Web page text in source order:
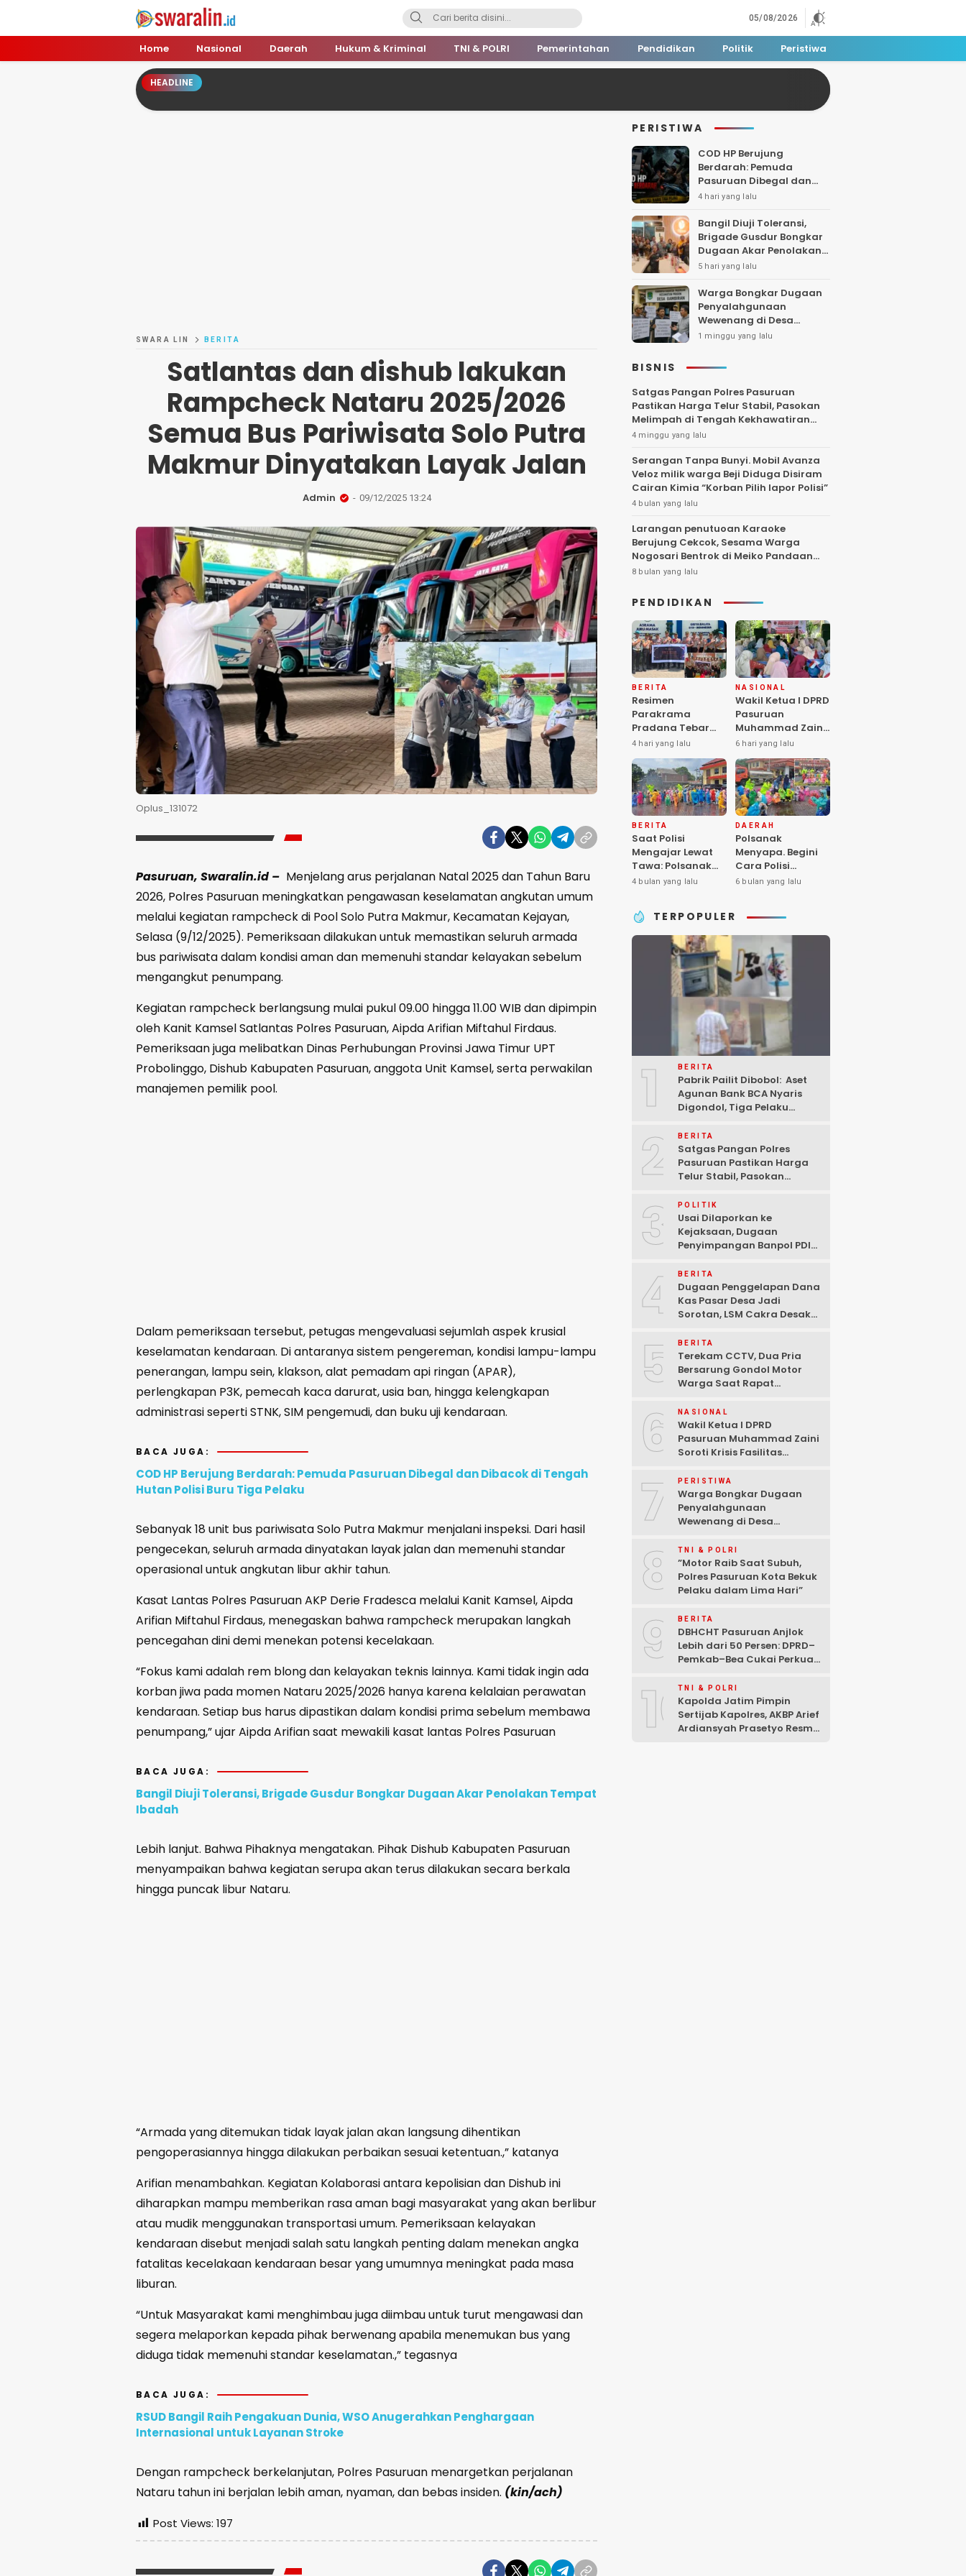
Swara Lin
Independent, Tajam & Profesional
05/08/2026
Home Nasional Daerah Hukum & Kriminal TNI & POLRI Pemerintahan Pendidikan Politik Peristiwa
HEADLINE
SWARA LIN BERITA
Satlantas dan dishub lakukan
Rampcheck Nataru 2025/2026
Semua Bus Pariwisata Solo Putra
Makmur Dinyatakan Layak Jalan
Admin 09/12/2025 13:24
Oplus_131072
Pasuruan, Swaralin.id – Menjelang arus perjalanan Natal 2025 dan Tahun Baru
2026, Polres Pasuruan meningkatkan pengawasan keselamatan angkutan umum
melalui kegiatan rampcheck di Pool Solo Putra Makmur, Kecamatan Kejayan,
Selasa (9/12/2025). Pemeriksaan dilakukan untuk memastikan seluruh armada
bus pariwisata dalam kondisi aman dan memenuhi standar kelayakan sebelum
mengangkut penumpang.
Kegiatan rampcheck berlangsung mulai pukul 09.00 hingga 11.00 WIB dan dipimpin
oleh Kanit Kamsel Satlantas Polres Pasuruan, Aipda Arifian Miftahul Firdaus.
Pemeriksaan juga melibatkan Dinas Perhubungan Provinsi Jawa Timur UPT
Probolinggo, Dishub Kabupaten Pasuruan, anggota Unit Kamsel, serta perwakilan
manajemen pemilik pool.
Dalam pemeriksaan tersebut, petugas mengevaluasi sejumlah aspek krusial
keselamatan kendaraan. Di antaranya sistem pengereman, kondisi lampu-lampu
penerangan, lampu sein, klakson, alat pemadam api ringan (APAR),
perlengkapan P3K, pemecah kaca darurat, usia ban, hingga kelengkapan
administrasi seperti STNK, SIM pengemudi, dan buku uji kendaraan.
BACA JUGA:
COD HP Berujung Berdarah: Pemuda Pasuruan Dibegal dan Dibacok di Tengah
Hutan Polisi Buru Tiga Pelaku
Sebanyak 18 unit bus pariwisata Solo Putra Makmur menjalani inspeksi. Dari hasil
pengecekan, seluruh armada dinyatakan layak jalan dan memenuhi standar
operasional untuk angkutan libur akhir tahun.
Kasat Lantas Polres Pasuruan AKP Derie Fradesca melalui Kanit Kamsel, Aipda
Arifian Miftahul Firdaus, menegaskan bahwa rampcheck merupakan langkah
pencegahan dini demi menekan potensi kecelakaan.
“Fokus kami adalah rem blong dan kelayakan teknis lainnya. Kami tidak ingin ada
korban jiwa pada momen Nataru 2025/2026 hanya karena kelalaian perawatan
kendaraan. Setiap bus harus dipastikan dalam kondisi prima sebelum membawa
penumpang,” ujar Aipda Arifian saat mewakili kasat lantas Polres Pasuruan
BACA JUGA:
Bangil Diuji Toleransi, Brigade Gusdur Bongkar Dugaan Akar Penolakan Tempat
Ibadah
Lebih lanjut. Bahwa Pihaknya mengatakan. Pihak Dishub Kabupaten Pasuruan
menyampaikan bahwa kegiatan serupa akan terus dilakukan secara berkala
hingga puncak libur Nataru.
“Armada yang ditemukan tidak layak jalan akan langsung dihentikan
pengoperasiannya hingga dilakukan perbaikan sesuai ketentuan.,” katanya
Arifian menambahkan. Kegiatan Kolaborasi antara kepolisian dan Dishub ini
diharapkan mampu memberikan rasa aman bagi masyarakat yang akan berlibur
atau mudik menggunakan transportasi umum. Pemeriksaan kelayakan
kendaraan disebut menjadi salah satu langkah penting dalam menekan angka
fatalitas kecelakaan kendaraan besar yang umumnya meningkat pada masa
liburan.
“Untuk Masyarakat kami menghimbau juga diimbau untuk turut mengawasi dan
segera melaporkan kepada pihak berwenang apabila menemukan bus yang
diduga tidak memenuhi standar keselamatan.,” tegasnya
BACA JUGA:
RSUD Bangil Raih Pengakuan Dunia, WSO Anugerahkan Penghargaan
Internasional untuk Layanan Stroke
Dengan rampcheck berkelanjutan, Polres Pasuruan menargetkan perjalanan
Nataru tahun ini berjalan lebih aman, nyaman, dan bebas insiden. (kin/ach)
Post Views: 197
PERISTIWA
COD HP Berujung
Berdarah: Pemuda
Pasuruan Dibegal dan
Dibacok di Tengah Hutan
4 hari yang lalu
Bangil Diuji Toleransi,
Brigade Gusdur Bongkar
Dugaan Akar Penolakan
Tempat Ibadah
5 hari yang lalu
Warga Bongkar Dugaan
Penyalahgunaan
Wewenang di Desa
Gambiran, Isu Narkoba
1 minggu yang lalu
BISNIS
Satgas Pangan Polres Pasuruan
Pastikan Harga Telur Stabil, Pasokan
Melimpah di Tengah Kekhawatiran
Fluktuasi
4 minggu yang lalu
Serangan Tanpa Bunyi. Mobil Avanza
Veloz milik warga Beji Diduga Disiram
Cairan Kimia “Korban Pilih lapor Polisi”
4 bulan yang lalu
Larangan penutuoan Karaoke
Berujung Cekcok, Sesama Warga
Nogosari Bentrok di Meiko Pandaan
Hingga Larut Malam
8 bulan yang lalu
PENDIDIKAN
BERITA
Resimen
Parakrama
Pradana Tebar
Kepedulian di
Panti Asuhan
Griya Balita SYD,
Peluk Hangat
Balita Terlantar
“POLRI Hadir
Dengan Hati”
4 hari yang lalu
NASIONAL
Wakil Ketua I DPRD
Pasuruan
Muhammad Zaini
Soroti Krisis
Fasilitas Sekolah
di Tengah Efisiensi
Anggaran
6 hari yang lalu
BERITA
Saat Polisi
Mengajar Lewat
Tawa: Polsanak
Pasuruan Sentuh
Sejak Dini
4 bulan yang lalu
DAERAH
Polsanak
Menyapa. Begini
Cara Polisi
Mendekatkan
Sejak Usia Dini
6 bulan yang lalu
TERPOPULER
1 BERITA
Pabrik Pailit Dibobol: Aset
Agunan Bank BCA Nyaris
Digondol, Tiga Pelaku
Pasuruan
2 BERITA
Satgas Pangan Polres
Pasuruan Pastikan Harga
Telur Stabil, Pasokan
Kekhawatiran Fluktuasi
3 POLITIK
Usai Dilaporkan ke
Kejaksaan, Dugaan
Penyimpangan Banpol PDIP
Tuntas “6 Eks Ketua PAC
Cabut Laporan”
4 BERITA
Dugaan Penggelapan Dana
Kas Pasar Desa Jadi
Sorotan, LSM Cakra Desak
5 BERITA
Terekam CCTV, Dua Pria
Bersarung Gondol Motor
Warga Saat Rapat
6 NASIONAL
Wakil Ketua I DPRD
Pasuruan Muhammad Zaini
Soroti Krisis Fasilitas
Anggaran
7 PERISTIWA
Warga Bongkar Dugaan
Penyalahgunaan
Wewenang di Desa
Mencuat
8 TNI & POLRI
‎”Motor Raib Saat Subuh,
Polres Pasuruan Kota Bekuk
Pelaku dalam Lima Hari” ‎
9 BERITA
DBHCHT Pasuruan Anjlok
Lebih dari 50 Persen: DPRD–
Pemkab–Bea Cukai Perkuat
Rokok Ilegal
10TNI & POLRI
Kapolda Jatim Pimpin
Sertijab Kapolres, AKBP Arief
Ardiansyah Prasetyo Resmi